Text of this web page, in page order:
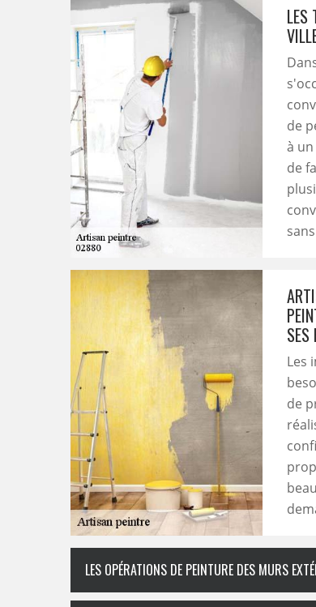
LES
de
à
de
Les
de
LES OPÉRATIONS DE PEINTURE DES MURS